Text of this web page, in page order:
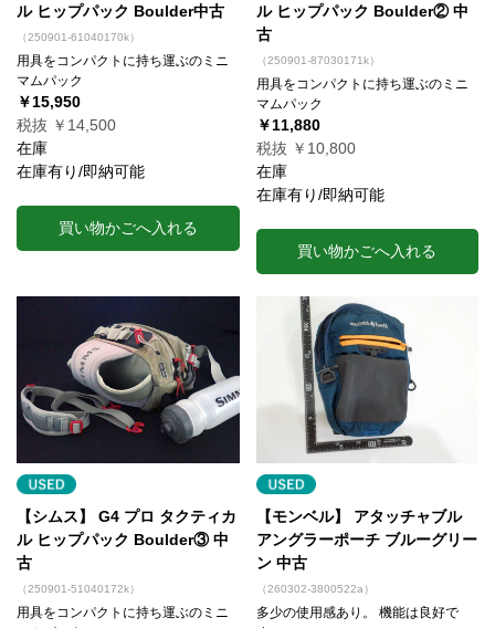
ル ヒップパック Boulder中古
（250901-61040170k）
用具をコンパクトに持ち運ぶのミニ
マムパック
￥15,950
税抜 ￥14,500
在庫
在庫有り/即納可能
買い物かごへ入れる
ル ヒップパック Boulder② 中
古
（250901-87030171k）
用具をコンパクトに持ち運ぶのミニ
マムパック
￥11,880
税抜 ￥10,800
在庫
在庫有り/即納可能
買い物かごへ入れる
【シムス】 G4 プロ タクティカ
ル ヒップパック Boulder③ 中
古
（250901-51040172k）
用具をコンパクトに持ち運ぶのミニ
【モンベル】 アタッチャブル
アングラーポーチ ブルーグリー
ン 中古
（260302-3800522a）
多少の使用感あり。 機能は良好で